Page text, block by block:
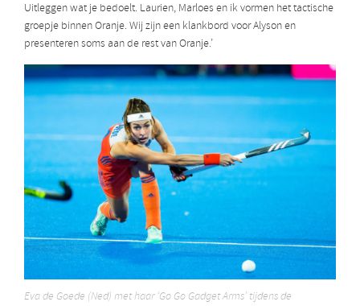
Uitleggen wat je bedoelt. Laurien, Marloes en ik vormen het tactische
groepje binnen Oranje. Wij zijn een klankbord voor Alyson en
presenteren soms aan de rest van Oranje.’
Eva de Goede (Ned) met haar ‘Go Go Gadget Arms’ tijdens de